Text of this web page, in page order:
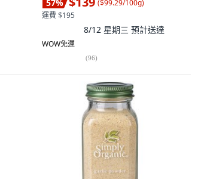
57% ($99.29/100g)
運費 $195
8/12 星期三 預計送達
WOW免運
(96)